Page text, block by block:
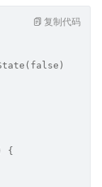
{
复制代码